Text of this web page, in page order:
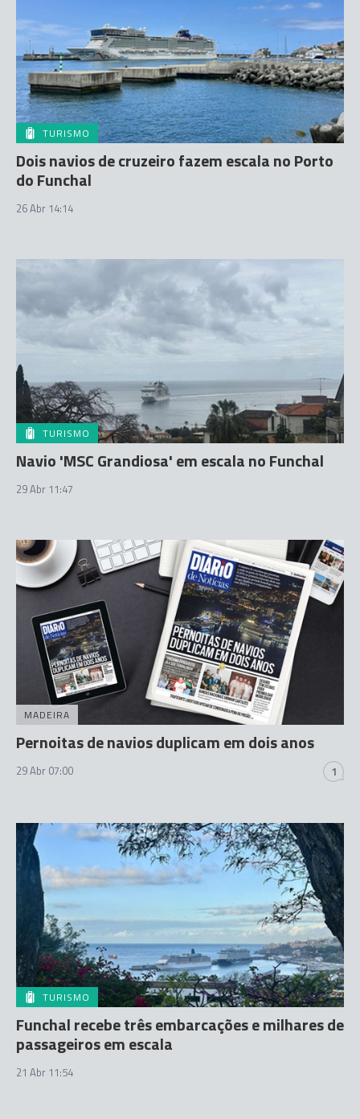
TURISMO
Dois navios de cruzeiro fazem escala no Porto
do Funchal
26 Abr 14:14
TURISMO
Navio 'MSC Grandiosa' em escala no Funchal
29 Abr 11:47
MADEIRA
Pernoitas de navios duplicam em dois anos
29 Abr 07:00 1
TURISMO
Funchal recebe três embarcações e milhares de
passageiros em escala
21 Abr 11:54